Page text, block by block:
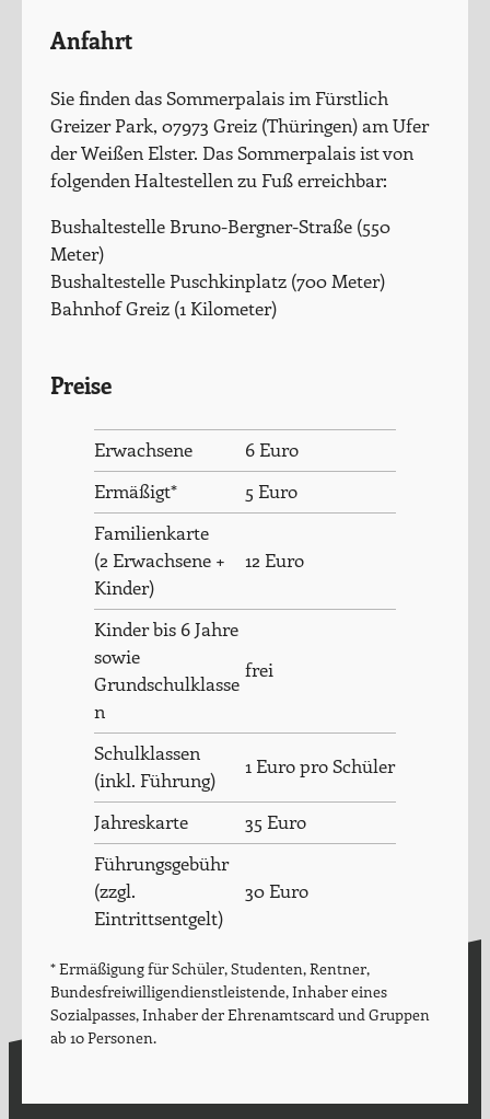
Anfahrt
Sie finden das Sommerpalais im Fürstlich
Greizer Park, 07973 Greiz (Thüringen) am Ufer
der Weißen Elster. Das Sommerpalais ist von
folgenden Haltestellen zu Fuß erreichbar:
Bushaltestelle Bruno-Bergner-Straße (550
Meter)
Bushaltestelle Puschkinplatz (700 Meter)
Bahnhof Greiz (1 Kilometer)
Preise
Erwachsene
6 Euro
Ermäßigt*
5 Euro
Familienkarte
(2 Erwachsene +
Kinder)
12 Euro
Kinder bis 6 Jahre
sowie
Grundschulklasse
n
frei
Schulklassen
(inkl. Führung)
1 Euro pro Schüler
Jahreskarte
35 Euro
Führungsgebühr
(zzgl.
Eintrittsentgelt)
30 Euro
* Ermäßigung für Schüler, Studenten, Rentner,
Bundesfreiwilligendienstleistende, Inhaber eines
Sozialpasses, Inhaber der Ehrenamtscard und Gruppen
ab 10 Personen.